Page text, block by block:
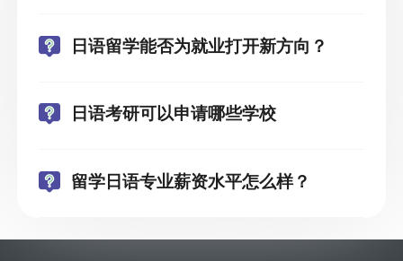
日语留学能否为就业打开新方向？
日语考研可以申请哪些学校
留学日语专业薪资水平怎么样？